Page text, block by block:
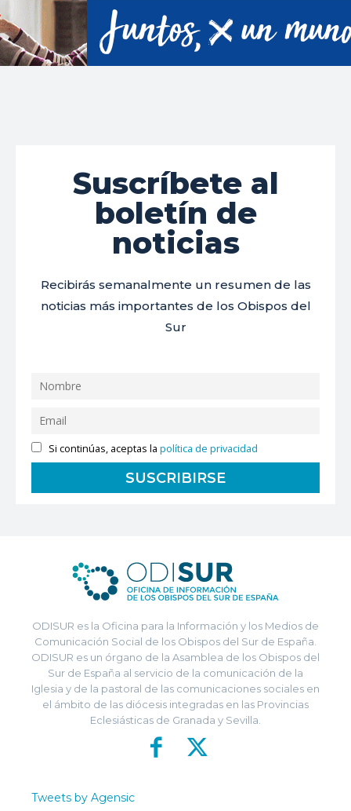
Suscríbete al
boletín de
noticias
Recibirás semanalmente un resumen de las
noticias más importantes de los Obispos del
Sur
Si continúas, aceptas lapolítica de privacidad
ODISUR es la Oficina para la Información y los Medios de
Comunicación Social de los Obispos del Sur de España.
ODISUR es un órgano de la Asamblea de los Obispos del
Sur de España al servicio de la comunicación de la
Iglesia y de la pastoral de las comunicaciones sociales en
el ámbito de las diócesis integradas en las Provincias
Eclesiásticas de Granada y Sevilla.
Tweets by Agensic